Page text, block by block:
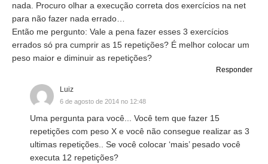
nada. Procuro olhar a execução correta dos exercícios na net
para não fazer nada errado…
Então me pergunto: Vale a pena fazer esses 3 exercícios
errados só pra cumprir as 15 repetições? É melhor colocar um
peso maior e diminuir as repetições?
Responder
Luiz
6 de agosto de 2014 no 12:48
Uma pergunta para você... Você tem que fazer 15
repetições com peso X e você não consegue realizar as 3
ultimas repetições.. Se você colocar ‘mais’ pesado você
executa 12 repetições?